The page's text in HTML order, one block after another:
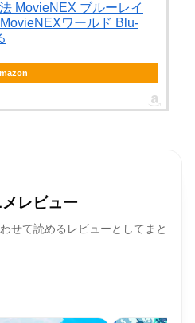
MovieNEX ブルーレイ
ワールド Blu-
レビュー
せて読めるレビューとしてまと